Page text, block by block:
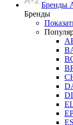
Бренды
Бренды